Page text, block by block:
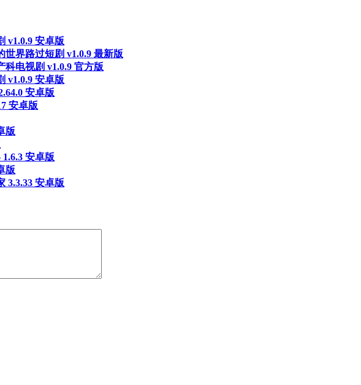
v1.0.9 安卓版
世界路过短剧 v1.0.9 最新版
科电视剧 v1.0.9 官方版
v1.0.9 安卓版
安卓版
安卓版
版
安卓版
版
3.3.33 安卓版